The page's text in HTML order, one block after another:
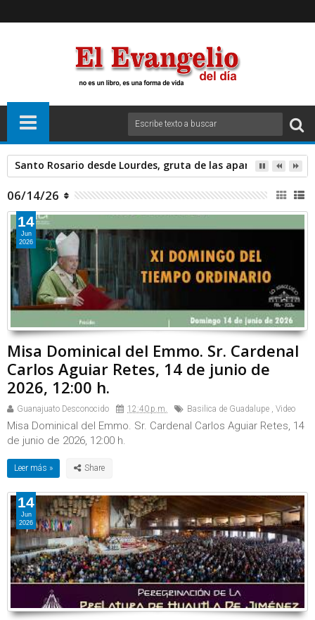
Santo Rosario desde Lourdes, gruta de las apariciones.
06/14/26
Misa Dominical del Emmo. Sr. Cardenal
Carlos Aguiar Retes, 14 de junio de
2026, 12:00 h.
Guanajuato Desconocido 12:40 p.m. Basilica de Guadalupe , Video
Misa Dominical del Emmo. Sr. Cardenal Carlos Aguiar Retes, 14
de junio de 2026, 12:00 h.
Leer más »
14
Jun
2026
14
Jun
2026